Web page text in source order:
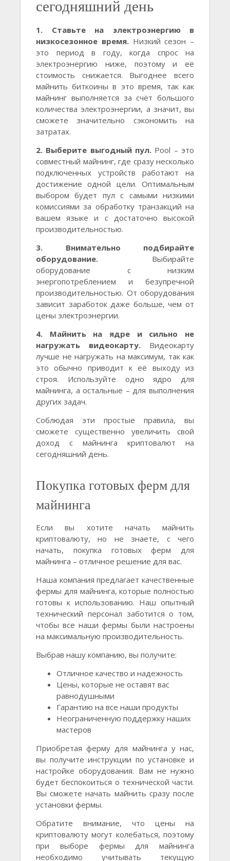
сегодняшний день
1. Ставьте на электроэнергию в
низкосезонное время.Низкий сезон –
это период в году, когда спрос на
электроэнергию ниже, поэтому и её
стоимость снижается. Выгоднее всего
майнить биткоины в это время, так как
майнинг выполняется за счёт большого
количества электроэнергии, а значит, вы
сможете значительно сэкономить на
затратах.
2. Выберите выгодный пул. Pool – это
совместный майнинг, где сразу несколько
подключенных устройств работают на
достижение одной цели. Оптимальным
выбором будет пул с самыми низкими
комиссиями за обработку транзакций на
вашем языке и с достаточно высокой
производительностью.
3. Внимательно подбирайте
оборудование. Выбирайте
оборудование с низким
энергопотреблением и безупречной
производительностью. От оборудования
зависит заработок даже больше, чем от
цены электроэнергии.
4. Майнить на ядре и сильно не
нагружать видеокарту. Видеокарту
лучше не нагружать на максимум, так как
это обычно приводит к её выходу из
строя. Используйте одно ядро для
майнинга, а остальные – для выполнения
других задач.
Соблюдая эти простые правила, вы
сможете существенно увеличить свой
доход с майнинга криптовалют на
сегодняшний день.
Покупка готовых ферм для
майнинга
Если вы хотите начать майнить
криптовалюту, но не знаете, с чего
начать, покупка готовых ферм для
майнинга – отличное решение для вас.
Наша компания предлагает качественные
фермы для майнинга, которые полностью
готовы к использованию. Наш опытный
технический персонал заботится о том,
чтобы все наши фермы были настроены
на максимальную производительность.
Выбрав нашу компанию, вы получите:
Отличное качество и надежность
Цены, которые не оставят вас
равнодушными
Гарантию на все наши продукты
Неограниченную поддержку наших
мастеров
Приобретая ферму для майнинга у нас,
вы получите инструкции по установке и
настройке оборудования. Вам не нужно
будет беспокоиться о технической части.
Вы сможете начать майнить сразу после
установки фермы.
Обратите внимание, что цены на
криптовалюту могут колебаться, поэтому
при выборе фермы для майнинга
необходимо учитывать текущую